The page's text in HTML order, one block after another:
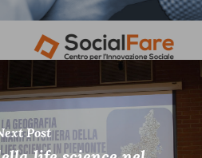
Post